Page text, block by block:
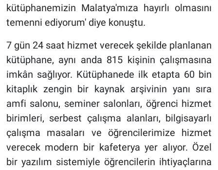
kütüphanemizin Malatya'mıza hayırlı olmasını
temenni ediyorum' diye konuştu.
7 gün 24 saat hizmet verecek şekilde planlanan
kütüphane, aynı anda 815 kişinin çalışmasına
imkân sağlıyor. Kütüphanede ilk etapta 60 bin
kitaplık zengin bir kaynak arşivinin yanı sıra
amfi salonu, seminer salonları, öğrenci hizmet
birimleri, serbest çalışma alanları, bilgisayarlı
çalışma masaları ve öğrencilerimize hizmet
verecek modern bir kafeterya yer alıyor. Özel
bir yazılım sistemiyle öğrencilerin ihtiyaçlarına